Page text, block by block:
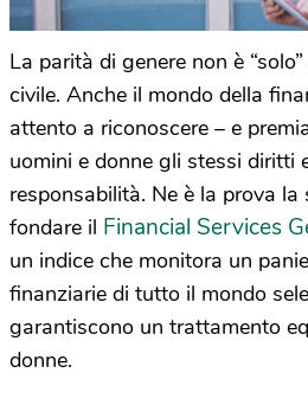
La parità di genere non è
civile. Anche il mondo della
attento a riconoscere – e
uomini e donne gli stessi diritti
responsabilità. Ne è la prova
fondare il Financial Services
un indice che monitora un
finanziarie di tutto il mondo
garantiscono un trattamento
donne.